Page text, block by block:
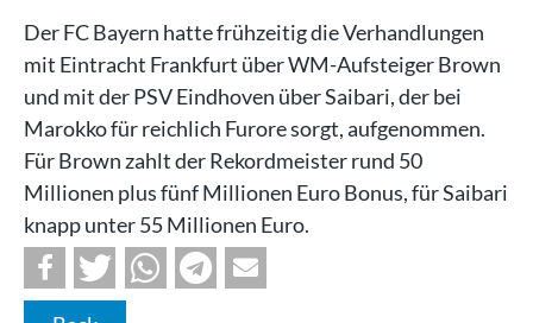
Der FC Bayern hatte frühzeitig die Verhandlungen
mit Eintracht Frankfurt über WM-Aufsteiger Brown
und mit der PSV Eindhoven über Saibari, der bei
Marokko für reichlich Furore sorgt, aufgenommen.
Für Brown zahlt der Rekordmeister rund 50
Millionen plus fünf Millionen Euro Bonus, für Saibari
knapp unter 55 Millionen Euro.